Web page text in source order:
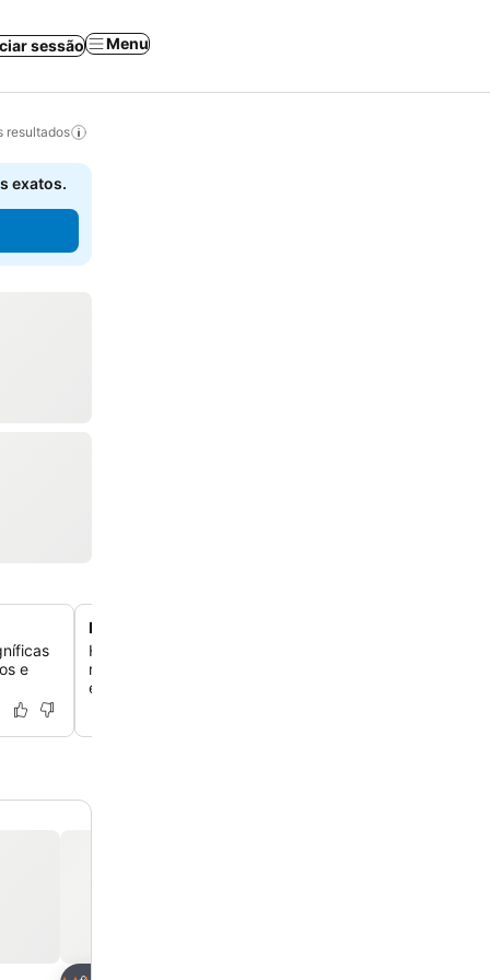
sessão Menu
resultados
exatos.
e
Edifício histórico do século XIX
Hospede-se em um edifício de virada de século
renovado, que combina o charme histórico com
e elementos de design únicos.